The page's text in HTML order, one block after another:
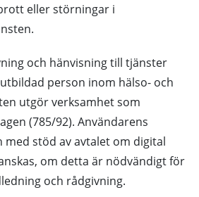
eller störningar i
och hänvisning till tjänster
person inom hälso- och
utgör verksamhet som
(785/92). Användarens
stöd av avtalet om digital
om detta är nödvändigt för
och rådgivning.